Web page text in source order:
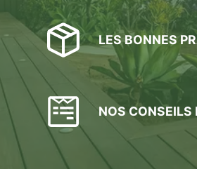
LES BONNES
NOS CONSEILS